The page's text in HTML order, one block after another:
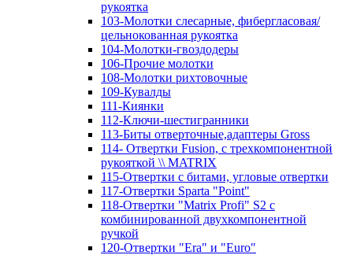
рукоятка
103-Молотки слесарные, фибергласовая/
цельнокованная рукоятка
104-Молотки-гвоздодеры
106-Прочие молотки
108-Молотки рихтовочные
109-Кувалды
111-Киянки
112-Ключи-шестигранники
113-Биты отверточные,адаптеры Gross
114- Отвертки Fusion, c трехкомпонентной
рукояткой \\ MATRIX
115-Отвертки с битами, угловые отвертки
117-Отвертки Sparta "Point"
118-Отвертки "Matrix Profi" S2 с
комбинированной двухкомпонентной
ручкой
120-Отвертки "Era" и "Euro"